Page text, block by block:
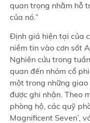
quan trọng nhằm hỗ
của nó.”
Định giá hiện tại của
niềm tin vào cơn sốt
Nghiên cứu trong
quan đến nhóm cổ
một trong những
được ghi nhận. Theo
phòng hộ, các quỹ
Magnificent Seven’,